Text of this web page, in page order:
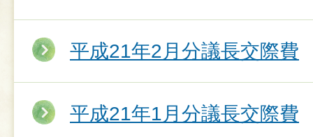
平成21年2月分議長交際費
平成21年1月分議長交際費